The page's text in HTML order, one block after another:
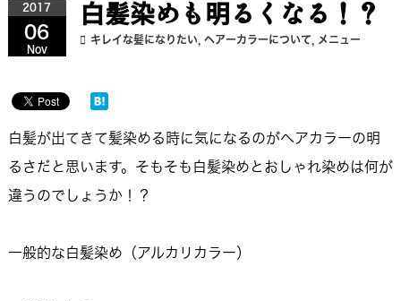
2017
06
Nov
白髪染めも明るくなる！？
キレイな髪になりたい, ヘアーカラーについて メニュー
白髪が出てきて髪染める時に気になるのがヘアカラーの明
るさだと思います。そもそも白髪染めとおしゃれ染めは何が
違うのでしょうか！？
一般的な白髪染め（アルカリカラー）